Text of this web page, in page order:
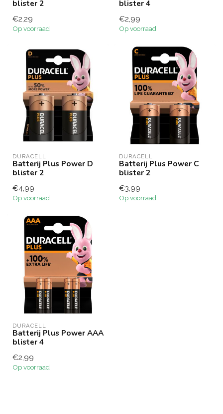
blister 2
€2,29
Op voorraad
blister 4
€2,99
Op voorraad
DURACELL
Batterij Plus Power D
blister 2
€4,99
Op voorraad
DURACELL
Batterij Plus Power C
blister 2
€3,99
Op voorraad
DURACELL
Batterij Plus Power AAA
blister 4
€2,99
Op voorraad